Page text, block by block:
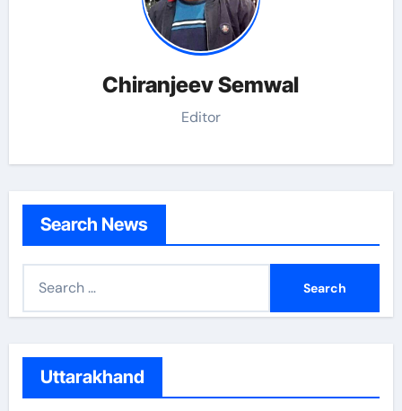
Chiranjeev Semwal
Editor
Search News
h
Uttarakhand